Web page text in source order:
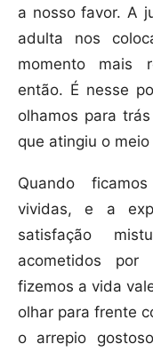
a nosso favor. A
adulta nos
momento mais
então. É nesse
olhamos para
que atingiu o
Quando
vividas, e a
satisfação
acometidos
fizemos a vida
olhar para frente
o arrepio